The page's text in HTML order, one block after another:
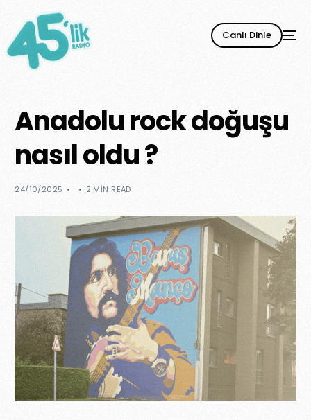
Canlı Dinle
Anadolu rock doğuşu
nasıl oldu ?
24/10/2025 2 MIN READ
YENİ